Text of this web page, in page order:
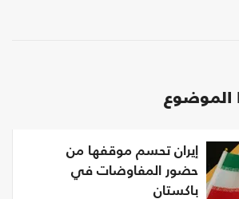
الموضوع
إيران تحسم موقفها من
حضور المفاوضات في
باكستان